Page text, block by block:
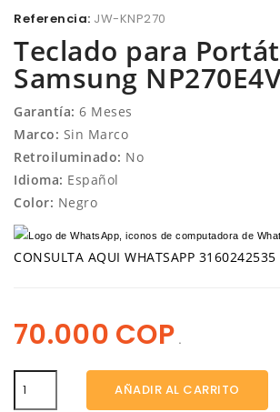
Referencia: JW-KNP270
Teclado para
Samsung
Garantía: 6 Meses
Marco: Sin Marco
Retroiluminado: No
Idioma: Español
Color: Negro
CONSULTA AQUI WHATSAPP 3160242535
70.000 COP .
AÑADIR AL CARRITO